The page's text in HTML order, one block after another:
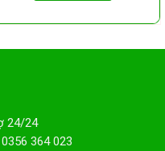
24/24
364 023